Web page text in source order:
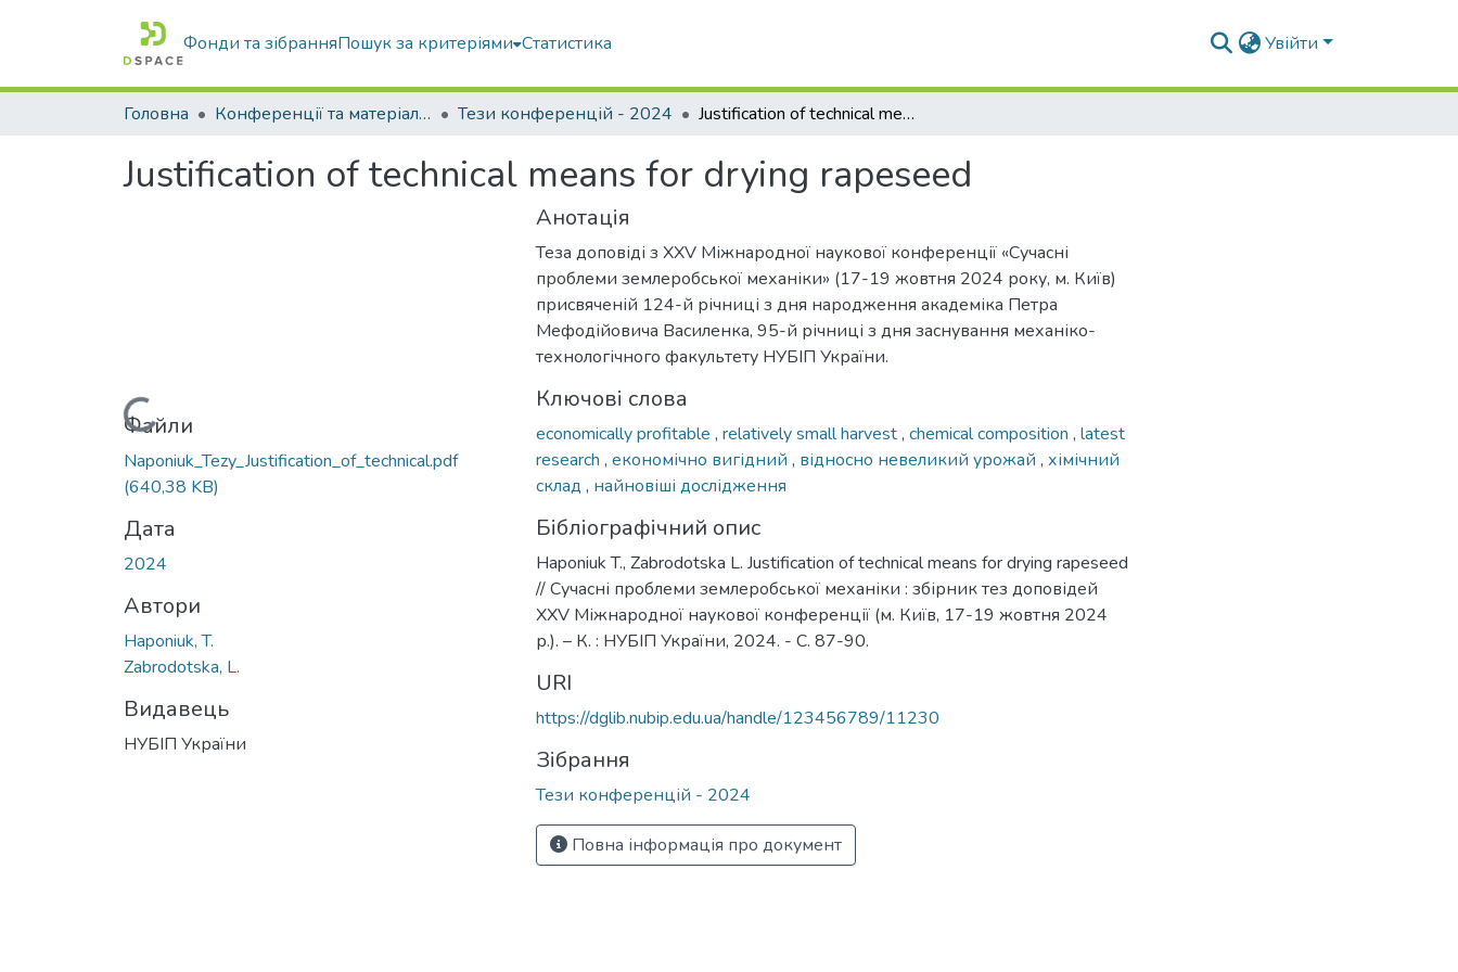
Фонди та зібранняПошук за критеріями Статистика Увійти
Головна Конференції та матеріали конференцій Тези конференцій - 2024 Justification of technical means for drying rapeseed
Justification of technical means for drying rapeseed
Вантажиться...
Файли
Naponiuk_Tezy_Justification_of_technical.pdf
(640,38 KB)
Дата
2024
Автори
Нaponiuk, T.
Zabrodotska, L.
Видавець
НУБІП України
Анотація
Теза доповіді з XXV Міжнародної наукової конференції «Сучасні
проблеми землеробської механіки» (17-19 жовтня 2024 року, м. Київ)
присвяченій 124-й річниці з дня народження академіка Петра
Мефодійовича Василенка, 95-й річниці з дня заснування механіко-
технологічного факультету НУБІП України.
Ключові слова
economically profitable , relatively small harvest, chemical composition , latest
research , економічно вигідний , відносно невеликий урожай , хімічний
склад , найновіші дослідження
Бібліографічний опис
Нaponiuk T., Zabrodotska L. Justification of technical means for drying rapeseed
// Сучасні проблеми землеробської механіки : збірник тез доповідей
XXV Міжнародної наукової конференції (м. Київ, 17-19 жовтня 2024
р.). – К. : НУБІП України, 2024. - С. 87-90.
URI
https://dglib.nubip.edu.ua/handle/123456789/11230
Зібрання
Тези конференцій - 2024
Повна інформація про документ